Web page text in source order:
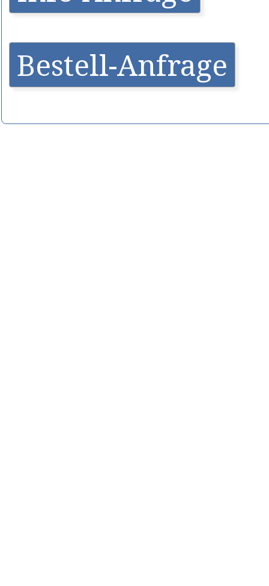
Bestell-Anfrage